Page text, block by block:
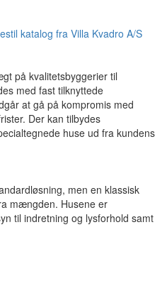
katalog fra Villa Kvadro A/S
på kvalitetsbyggerier til
med fast tilknyttede
at gå på kompromis med
Der kan tilbydes
huse ud fra kundens
men en klassisk
mængden. Husene er
til indretning og lysforhold samt